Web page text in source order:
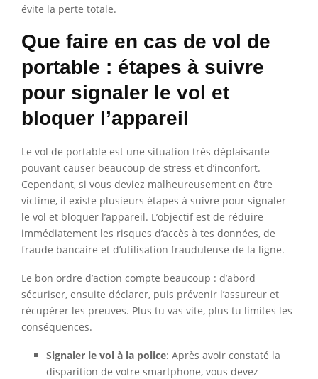
évite la perte totale.
Que faire en cas de vol de
portable : étapes à suivre
pour signaler le vol et
bloquer l’appareil
Le vol de portable est une situation très déplaisante
pouvant causer beaucoup de stress et d’inconfort.
Cependant, si vous deviez malheureusement en être
victime, il existe plusieurs étapes à suivre pour signaler
le vol et bloquer l’appareil. L’objectif est de réduire
immédiatement les risques d’accès à tes données, de
fraude bancaire et d’utilisation frauduleuse de la ligne.
Le bon ordre d’action compte beaucoup : d’abord
sécuriser, ensuite déclarer, puis prévenir l’assureur et
récupérer les preuves. Plus tu vas vite, plus tu limites les
conséquences.
Signaler le vol à la police: Après avoir constaté la
disparition de votre smartphone, vous devez